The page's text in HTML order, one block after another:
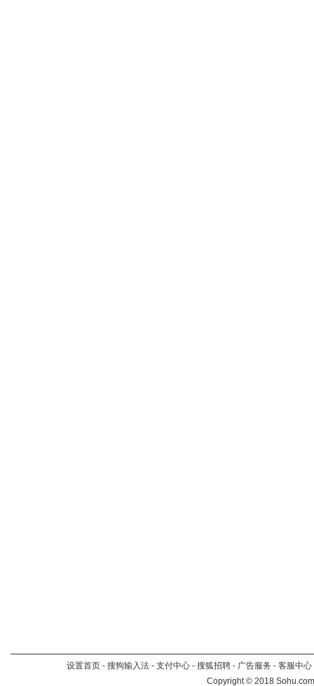
设置首页 - 搜狗输入法 - 支付中心 - 搜狐招聘 - 广告服务 - 客服中心
Copyright©2018